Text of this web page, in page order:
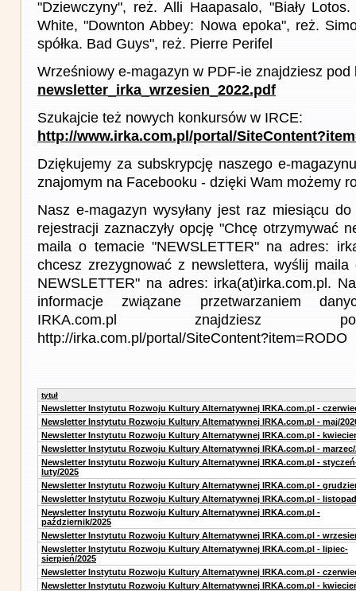
"Dziewczyny", reż. Alli Haapasalo, "Biały
White, "Downton Abbey: Nowa epoka", reż.
spółka. Bad Guys", reż. Pierre Perifel
Wrześniowy e-magazyn w PDF-ie znajdziesz pod
newsletter_irka_wrzesien_2022.pdf
Szukajcie też nowych konkursów w IRCE:
http://www.irka.com.pl/portal/
Dziękujemy za subskrypcję naszego e-
znajomym na Facebooku - dzięki Wam możemy
Nasz e-magazyn wysyłany jest raz miesiącu
rejestracji zaznaczyły opcję "Chcę otrzymywać
maila o temacie "NEWSLETTER" na adres:
chcesz zrezygnować z newslettera, wyślij
NEWSLETTER" na adres: irka(at)irka.com.pl.
informacje związane przetwarzaniem
IRKA.com.pl znajdziesz
http://irka.com.pl/portal/SiteContent?item=RODO
tytuł
Newsletter Instytutu Rozwoju Kultury Alternatywnej IRKA.com.pl -
Newsletter Instytutu Rozwoju Kultury Alternatywnej IRKA.com.pl - maj/
Newsletter Instytutu Rozwoju Kultury Alternatywnej IRKA.com.pl -
Newsletter Instytutu Rozwoju Kultury Alternatywnej IRKA.com.pl - marzec/
Newsletter Instytutu Rozwoju Kultury Alternatywnej IRKA.com.pl -
luty/2025
Newsletter Instytutu Rozwoju Kultury Alternatywnej IRKA.com.pl -
Newsletter Instytutu Rozwoju Kultury Alternatywnej IRKA.com.pl -
Newsletter Instytutu Rozwoju Kultury Alternatywnej IRKA.com.pl -
październik/2025
Newsletter Instytutu Rozwoju Kultury Alternatywnej IRKA.com.pl -
Newsletter Instytutu Rozwoju Kultury Alternatywnej IRKA.com.pl - lipiec-
sierpień/2025
Newsletter Instytutu Rozwoju Kultury Alternatywnej IRKA.com.pl -
Newsletter Instytutu Rozwoju Kultury Alternatywnej IRKA.com.pl -